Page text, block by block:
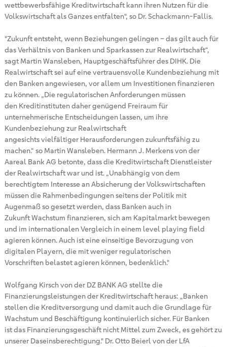
wettbewerbsfähige Kreditwirtschaft kann ihren Nutzen für die
Volkswirtschaft als Ganzes entfalten", so Dr. Schackmann-Fallis.
"Zukunft entsteht, wenn Beziehungen gelingen – das gilt auch für
das Verhältnis von Banken und Sparkassen zur Realwirtschaft“,
sagt Martin Wansleben, Hauptgeschäftsführer des DIHK. Die
Realwirtschaft sei auf eine vertrauensvolle Kundenbeziehung mit
den Banken angewiesen, vor allem um Investitionen finanzieren
zu können. „Die regulatorischen Anforderungen müssen
den Kreditinstituten daher genügend Freiraum für
unternehmerische Entscheidungen lassen, um ihre
Kundenbeziehung zur Realwirtschaft
angesichts vielfältiger Herausforderungen zukunftsfähig zu
machen.“ so Martin Wansleben. Hermann J. Merkens von der
Aareal Bank AG betonte, dass die Kreditwirtschaft Dienstleister
der Realwirtschaft war und ist. „Unabhängig von dem
berechtigtem Interesse an Absicherung der Volkswirtschaften
müssen die Rahmenbedingungen seitens der Politik mit
Augenmaß so gesetzt werden, dass Banken auch in
Zukunft Wachstum finanzieren, sich am Kapitalmarkt bewegen
und im internationalen Vergleich in einem level playing field
agieren können. Auch ist eine einseitige Bevorzugung von
digitalen Playern, die mit weniger regulatorischen
Vorschriften belastet agieren können, bedenklich."
Wolfgang Kirsch von der DZ BANK AG stellte die
Finanzierungsleistungen der Kreditwirtschaft heraus: „Banken
stellen die Kreditversorgung und damit auch die Grundlage für
Wachstum und Beschäftigung kontinuierlich sicher. Für Banken
ist das Finanzierungsgeschäft nicht Mittel zum Zweck, es gehört zu
unserer Daseinsberechtigung." Dr. Otto Beierl von der LfA